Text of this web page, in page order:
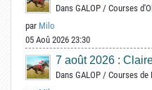
Dans GALOP / Courses
par Milo
05 Aoû 2026 23:30
7 août 2026 :
Dans GALOP / Courses de